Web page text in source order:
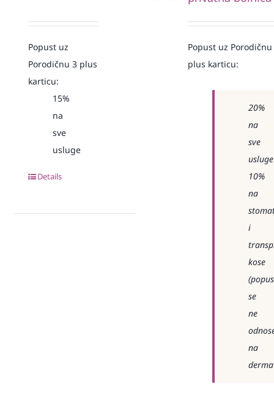
Popust uz
Porodičnu 3 plus
karticu:
15%
na
sve
usluge
Details
Popust uz Porodičnu
plus karticu:
20%
na
sve
usluge
10%
na
i
kose
se
ne
na